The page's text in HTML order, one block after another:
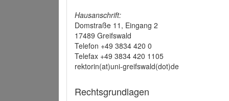
Hausanschrift:
Domstraße 11, Eingang 2
17489 Greifswald
Telefon +49 3834 420 0
Telefax +49 3834 420 1105
rektorin(at)uni-greifswald(dot)de
Rechtsgrundlagen